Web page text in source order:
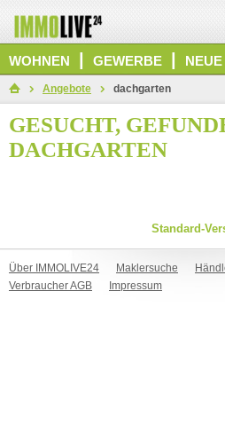
WOHNEN GEWERBE
Angebote dachgarten
GESUCHT,
DACHGARTEN
Standard-
Über IMMOLIVE24 Maklersuche
Verbraucher AGB
Impressum